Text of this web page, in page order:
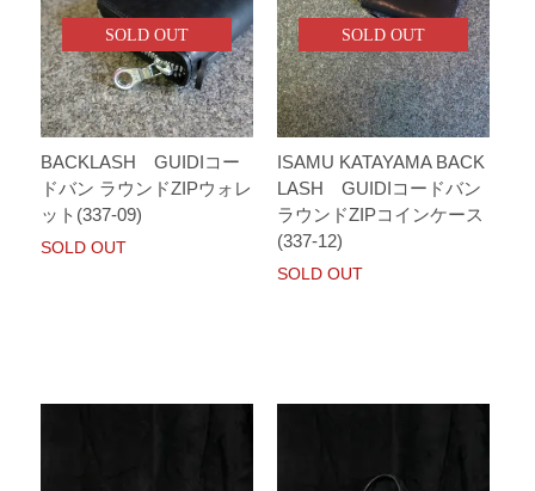
SOLD OUT
BACKLASH GUIDIコー
ドバン ラウンドZIPウォレ
ット(337-09)
SOLD OUT
SOLD OUT
ISAMU KATAYAMA BACK
LASH GUIDIコードバン
ラウンドZIPコインケース
(337-12)
SOLD OUT